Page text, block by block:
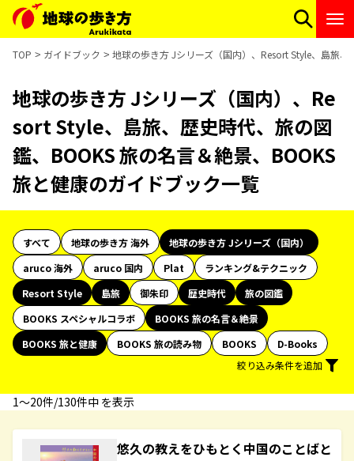
TOP ガイドブック 地球の歩き方 Jシリーズ（国内）、Resort Style、島旅
地球の歩き方 Jシリーズ（国内）、Re
sort Style、島旅、歴史時代、旅の図
鑑、BOOKS 旅の名言＆絶景、BOOKS
旅と健康のガイドブック一覧
すべて 地球の歩き方 海外
地球の歩き方 Jシリーズ（国内）
aruco 海外
aruco 国内 Plat
ランキング&テクニック
Resort Style
島旅 御朱印 歴史時代
旅の図鑑
BOOKS スペシャルコラボ
BOOKS 旅の名言＆絶景
BOOKS 旅と健康
BOOKS 旅の読み物 BOOKS
D-Books
絞り込み条件を追加
1〜20件/130件中 を表示
悠久の教えをひもとく中国のことばと